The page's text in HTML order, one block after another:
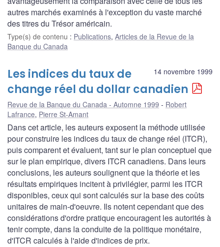
autres marchés examinés à l'exception du vaste marché
des titres du Trésor américain.
Type(s) de contenu : Publications, Articles de la Revue de la
Banque du Canada
14 novembre 1999
Les indices du taux de
change réel du dollar canadien
Revue de la Banque du Canada - Automne 1999
Robert
Lafrance, Pierre St-Amant
Dans cet article, les auteurs exposent la méthode utilisée
pour construire les indices du taux de change réel (ITCR),
puis comparent et évaluent, tant sur le plan conceptuel que
sur le plan empirique, divers ITCR canadiens. Dans leurs
conclusions, les auteurs soulignent que la théorie et les
résultats empiriques incitent à privilégier, parmi les ITCR
disponibles, ceux qui sont calculés sur la base des coûts
unitaires de main-d'oeuvre. Ils notent cependant que des
considérations d'ordre pratique encouragent les autorités à
tenir compte, dans la conduite de la politique monétaire,
d'ITCR calculés à l'aide d'indices de prix.